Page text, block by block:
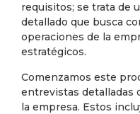
requisitos; se trata de
detallado que busca
operaciones de la
estratégicos.
Comenzamos este
entrevistas detalladas
la empresa. Estos